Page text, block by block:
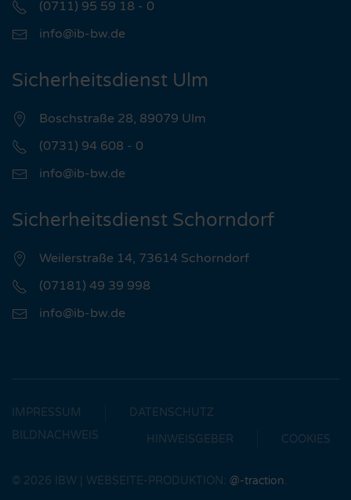
(0711) 95 59 18 - 0
info@ib-bw.de
Sicherheitsdienst Ulm
Boschstraße 28, 89079 Ulm
(0731) 94 608 - 0
info@ib-bw.de
Sicherheitsdienst Schorndorf
Weilerstraße 14, 73614 Schorndorf
(07181) 49 39 998
info@ib-bw.de
IMPRESSUM
DATENSCHUTZ
BILDNACHWEIS
HINWEISGEBER COOKIES
© 2026 IBW | WEBSEITE-PRODUKTION: @-traction.